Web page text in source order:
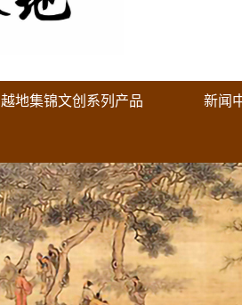
越地集锦文创系列产品 新闻